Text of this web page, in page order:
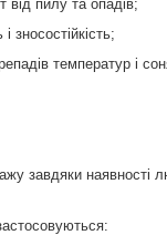
від пилу та опадів;
зносостійкість;
температур і
завдяки наявності